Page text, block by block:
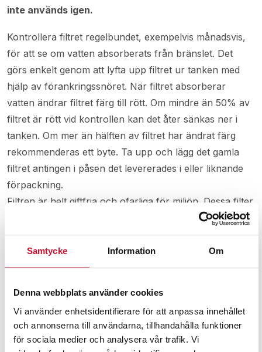
Samtycke Information Om
Denna webbplats använder cookies
Vi använder enhetsidentifierare för att anpassa innehållet
och annonserna till användarna, tillhandahålla funktioner
för sociala medier och analysera vår trafik. Vi
inte används igen.
Kontrollera filtret regelbundet, exempelvis månadsvis,
för att se om vatten absorberats från bränslet. Det
görs enkelt genom att lyfta upp filtret ur tanken med
hjälp av förankringssnöret. När filtret absorberar
vatten ändrar filtret färg till rött. Om mindre än 50% av
filtret är rött vid kontrollen kan det åter sänkas ner i
tanken. Om mer än hälften av filtret har ändrat färg
rekommenderas ett byte. Ta upp och lägg det gamla
filtret antingen i påsen det levererades i eller liknande
förpackning.
Filtren är helt giftfria och ofarliga för miljön. Dessa filter
är dock inte lämpliga att återvinna. Ett använt och
förbrukat filter kommer till största del innehålla vatten,
men små mängder bränsle kan följa med. Därför bör
filtren hanteras på samma sätt som bland annat olje-,
riktlinjer gällande bränsleavfall i er region.
OBS! Detta filter bör bytas ut efter maximalt 12
månader oavsett vattenmängd.